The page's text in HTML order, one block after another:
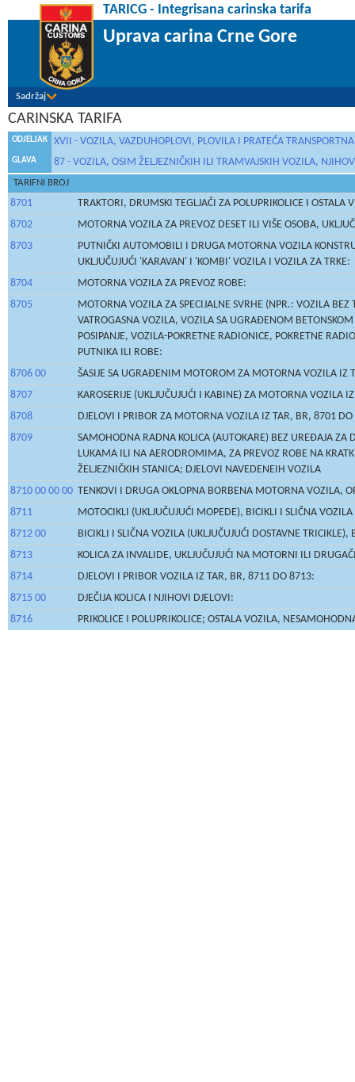
TARICG - Integrisana carinska tarifa
Uprava carina Crne Gore
Sadržaj
CARINSKA TARIFA
ODJELJAK XVII - VOZILA, VAZDUHOPLOVI, PLOVILA I PRATEĆA
GLAVA 87 - VOZILA, OSIM ŽELJEZNIČKIH ILI TRAMVAJSKIH VOZILA,
TARIFNI BROJ
8701
TRAKTORI, DRUMSKI TEGLJAČI ZA POLUPRIKOLICE I
8702
MOTORNA VOZILA ZA PREVOZ DESET ILI VIŠE OSOBA,
8703
PUTNIČKI AUTOMOBILI I DRUGA MOTORNA VOZILA
UKLJUČUJUĆI 'KARAVAN' I 'KOMBI' VOZILA I VOZILA ZA TRKE:
8704
MOTORNA VOZILA ZA PREVOZ ROBE:
8705
MOTORNA VOZILA ZA SPECIJALNE SVRHE (NPR.: VOZILA
VATROGASNA VOZILA, VOZILA SA UGRAĐENOM
POSIPANJE, VOZILA-POKRETNE RADIONICE, POKRETNE
PUTNIKA ILI ROBE:
8706 00
ŠASIJE SA UGRAĐENIM MOTOROM ZA MOTORNA VOZILA IZ
8707
KAROSERIJE (UKLJUČUJUĆI I KABINE) ZA MOTORNA VOZILA
8708
DJELOVI I PRIBOR ZA MOTORNA VOZILA IZ TAR, BR, 8701
8709
SAMOHODNA RADNA KOLICA (AUTOKARE) BEZ UREĐAJA ZA
LUKAMA ILI NA AERODROMIMA, ZA PREVOZ ROBE NA
ŽELJEZNIČKIH STANICA; DJELOVI NAVEDENEIH VOZILA
8710 00 00 00 TENKOVI I DRUGA OKLOPNA BORBENA MOTORNA VOZILA,
8711
MOTOCIKLI (UKLJUČUJUĆI MOPEDE), BICIKLI I SLIČNA
8712 00
BICIKLI I SLIČNA VOZILA (UKLJUČUJUĆI DOSTAVNE
8713
KOLICA ZA INVALIDE, UKLJUČUJUĆI NA MOTORNI ILI
8714
DJELOVI I PRIBOR VOZILA IZ TAR, BR, 8711 DO 8713:
8715 00
DJEČIJA KOLICA I NJIHOVI DJELOVI:
8716
PRIKOLICE I POLUPRIKOLICE; OSTALA VOZILA,